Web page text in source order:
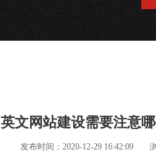
英文网站建设需要注意
发布时间：2020-12-29 16:42:09